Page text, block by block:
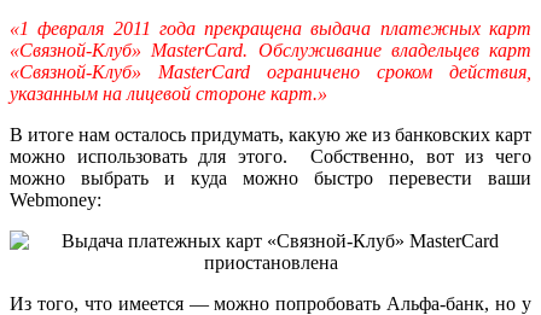
«1 февраля 2011 года прекращена выдача платежных карт
«Связной-Клуб» MasterCard. Обслуживание владельцев карт
«Связной-Клуб» MasterCard ограничено сроком действия,
указанным на лицевой стороне карт.»
В итоге нам осталось придумать, какую же из банковских карт
можно использовать для этого. Собственно, вот из чего
можно выбрать и куда можно быстро перевести ваши
Webmoney:
Из того, что имеется — можно попробовать Альфа-банк, но у